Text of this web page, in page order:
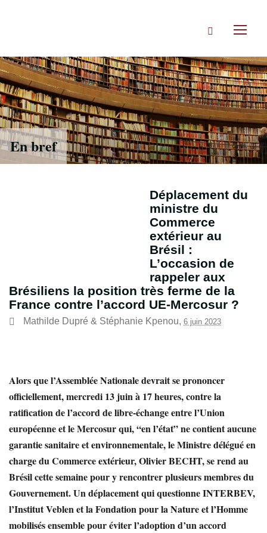
Rechercher
En bref
Déplacement du
ministre du
Commerce
extérieur au
Brésil :
L’occasion de
rappeler aux
Brésiliens la position très ferme de la
France contre l’accord UE-Mercosur ?
Mathilde Dupré & Stéphanie Kpenou, 6 juin 2023
Alors que l’Assemblée Nationale devrait se prononcer
officiellement, mercredi 13 juin à 17 heures, contre la
ratification de l’accord de libre-échange entre l’Union
européenne et le Mercosur qui, “en l’état” ne contient aucune
garantie sanitaire et environnementale, le Ministre délégué en
charge du Commerce extérieur, Olivier BECHT, se rend au
Brésil cette semaine pour y rencontrer plusieurs membres du
Gouvernement. Un déplacement qui questionne INTERBEV,
l’Institut Veblen et la Fondation pour la Nature et l’Homme
mobilisés ensemble pour éviter l’adoption d’un accord